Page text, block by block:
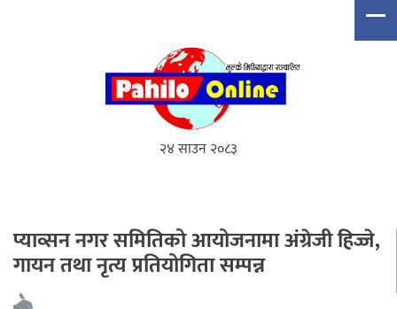
२४ साउन २०८३
प्याव्सन नगर समितिको आयोजनामा अंग्रेजी हिज्जे,
गायन तथा नृत्य प्रतियोगिता सम्पन्न